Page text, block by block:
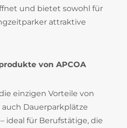
und bietet sowohl für
attraktive
von APCOA
einzigen Vorteile von
auch Dauerparkplätze
ideal für Berufstätige, die